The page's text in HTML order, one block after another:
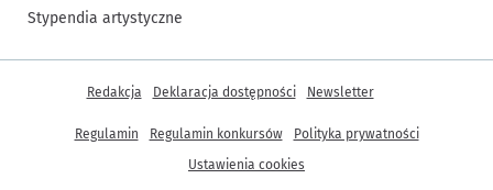
Stypendia artystyczne
Inne informacje
Redakcja Deklaracja dostępności Newsletter
Regulamin Regulamin konkursów
Polityka prywatności
Ustawienia cookies